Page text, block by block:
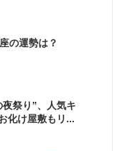
の運勢は？
祭り”、人気キ
化け屋敷もリ...